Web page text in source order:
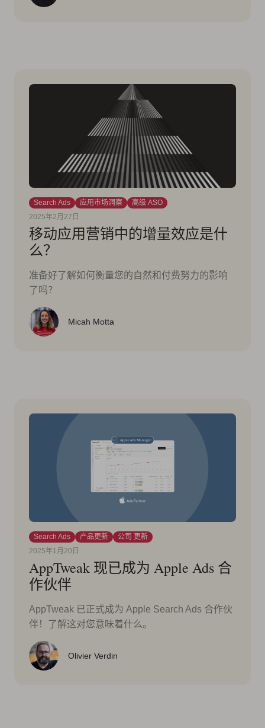
Search Ads 应用市场洞察
高级 ASO
2025年2月27日
移动应用营销中的增量效应是什
么？
准备好了解如何衡量您的自然和付费努力的影响
了吗？
Micah Motta
Search Ads 产品更新
公司 更新
2025年1月20日
AppTweak 现已成为 Apple Ads 合
作伙伴
AppTweak 已正式成为 Apple Search Ads 合作伙
伴！了解这对您意味着什么。
Olivier Verdin